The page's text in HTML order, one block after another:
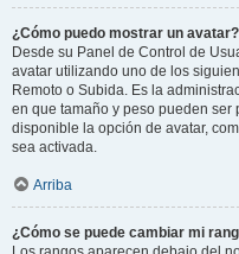
¿Cómo puedo mostrar un avatar?
Desde su Panel de Control de
avatar utilizando uno de los
Remoto o Subida. Es la
en que tamaño y peso pueden ser
disponible la opción de avatar,
sea activada.
Arriba
¿Cómo se puede cambiar mi